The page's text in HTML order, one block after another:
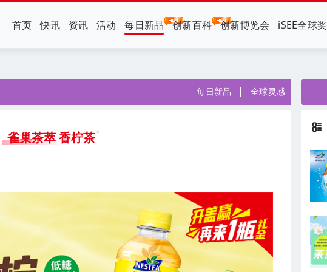
首页 快讯 资讯 活动 每日新品 创新百科 创新博览会 iSEE全球奖
每日新品 全球灵感
雀巢茶萃 香柠茶